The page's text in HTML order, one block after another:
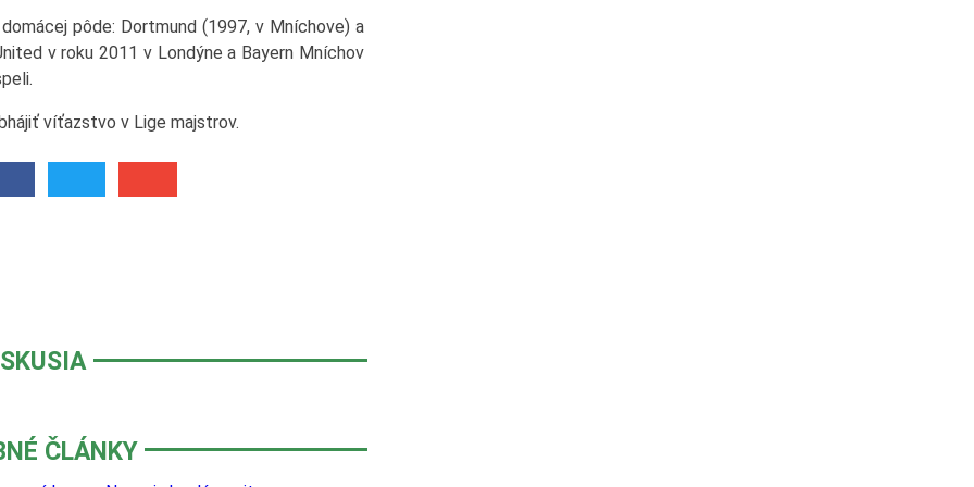
pôde: Dortmund (1997, v Mníchove) a
v roku 2011 v Londýne a Bayern Mníchov
víťazstvo v Lige majstrov.
ČLÁNKY